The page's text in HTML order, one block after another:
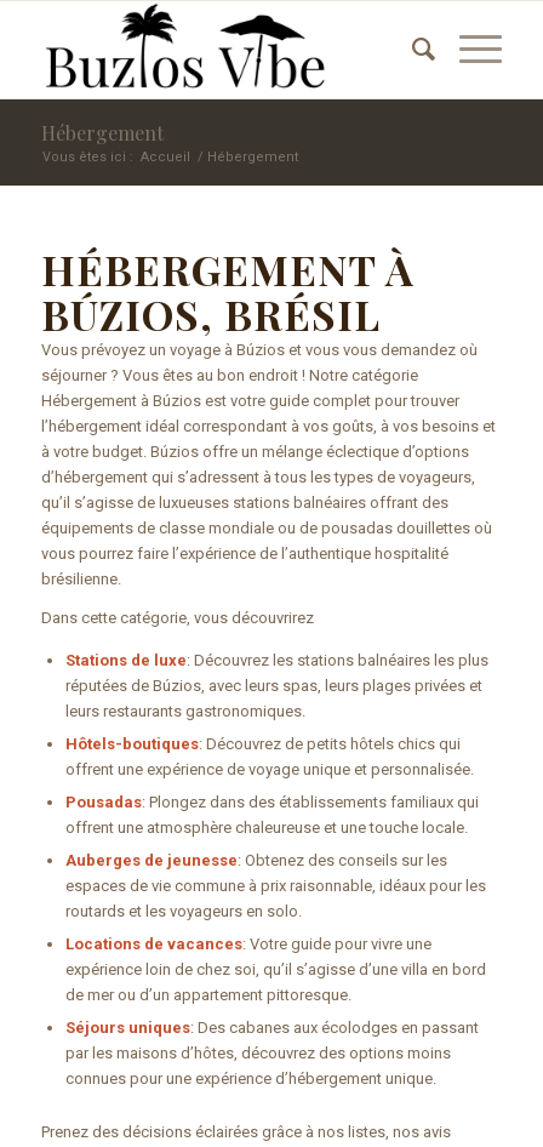
Hébergement
Vous êtes ici : Accueil / Hébergement
HÉBERGEMENT À
BÚZIOS, BRÉSIL
Vous prévoyez un voyage à Búzios et vous vous demandez où
séjourner ? Vous êtes au bon endroit ! Notre catégorie
Hébergement à Búzios est votre guide complet pour trouver
l’hébergement idéal correspondant à vos goûts, à vos besoins et
à votre budget. Búzios offre un mélange éclectique d’options
d’hébergement qui s’adressent à tous les types de voyageurs,
qu’il s’agisse de luxueuses stations balnéaires offrant des
équipements de classe mondiale ou de pousadas douillettes où
vous pourrez faire l’expérience de l’authentique hospitalité
brésilienne.
Dans cette catégorie, vous découvrirez
Stations de luxe: Découvrez les stations balnéaires les plus
réputées de Búzios, avec leurs spas, leurs plages privées et
leurs restaurants gastronomiques.
Hôtels-boutiques: Découvrez de petits hôtels chics qui
offrent une expérience de voyage unique et personnalisée.
Pousadas: Plongez dans des établissements familiaux qui
offrent une atmosphère chaleureuse et une touche locale.
Auberges de jeunesse: Obtenez des conseils sur les
espaces de vie commune à prix raisonnable, idéaux pour les
routards et les voyageurs en solo.
Locations de vacances: Votre guide pour vivre une
expérience loin de chez soi, qu’il s’agisse d’une villa en bord
de mer ou d’un appartement pittoresque.
Séjours uniques: Des cabanes aux écolodges en passant
par les maisons d’hôtes, découvrez des options moins
connues pour une expérience d’hébergement unique.
Prenez des décisions éclairées grâce à nos listes, nos avis